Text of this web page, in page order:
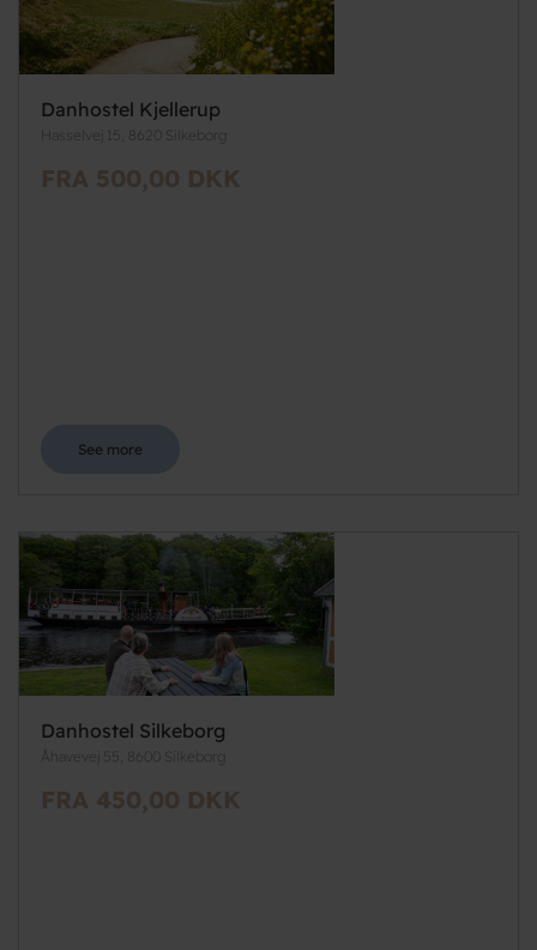
Danhostel Kjellerup
Hasselvej 15, 8620 Silkeborg
FRA 500,00 DKK
See more
Danhostel Silkeborg
Åhavevej 55, 8600 Silkeborg
FRA 450,00 DKK